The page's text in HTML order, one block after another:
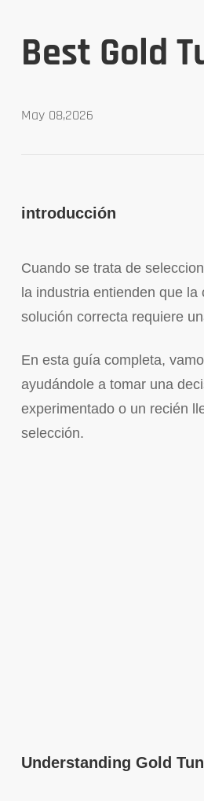
Best Gold
May 08,2026
introducción
Cuando se trata de
la industria entienden que
solución correcta requiere
En esta guía completa,
ayudándole a tomar una
experimentado o un recién
selección.
Understanding Gold